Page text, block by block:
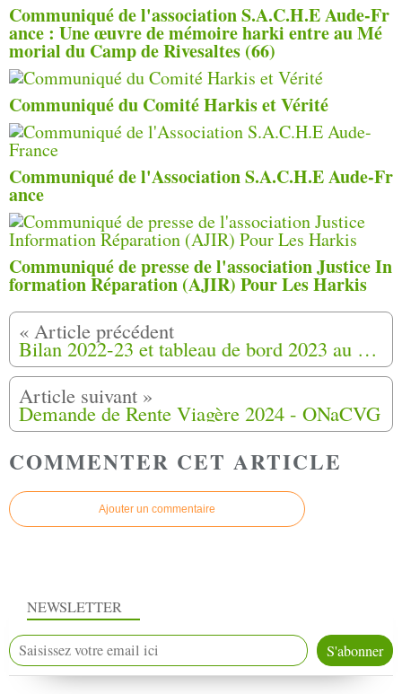
Communiqué de l'association S.A.C.H.E Aude-Fr
ance : Une œuvre de mémoire harki entre au Mé
morial du Camp de Rivesaltes (66)
Communiqué du Comité Harkis et Vérité
Communiqué de l'Association S.A.C.H.E Aude-Fr
ance
Communiqué de presse de l'association Justice In
formation Réparation (AJIR) Pour Les Harkis
Bilan 2022-23 et tableau de bord 2023 au 6 janvier 2024
Demande de Rente Viagère 2024 - ONaCVG
COMMENTER CET ARTICLE
Ajouter un commentaire
NEWSLETTER